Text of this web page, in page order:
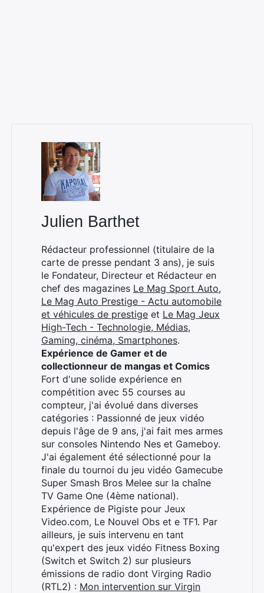
Julien Barthet
Rédacteur professionnel (titulaire de la
carte de presse pendant 3 ans), je suis
le Fondateur, Directeur et Rédacteur en
chef des magazines Le Mag Sport Auto,
Le Mag Auto Prestige - Actu automobile
et véhicules de prestige et Le Mag Jeux
High-Tech - Technologie, Médias,
Gaming, cinéma, Smartphones.
Expérience de Gamer et de
collectionneur de mangas et Comics
Fort d'une solide expérience en
compétition avec 55 courses au
compteur, j'ai évolué dans diverses
catégories : Passionné de jeux vidéo
depuis l'âge de 9 ans, j'ai fait mes armes
sur consoles Nintendo Nes et Gameboy.
J'ai également été sélectionné pour la
finale du tournoi du jeu vidéo Gamecube
Super Smash Bros Melee sur la chaîne
TV Game One (4ème national).
Expérience de Pigiste pour Jeux
Video.com, Le Nouvel Obs et e TF1. Par
ailleurs, je suis intervenu en tant
qu'expert des jeux vidéo Fitness Boxing
(Switch et Switch 2) sur plusieurs
émissions de radio dont Virging Radio
(RTL2) : Mon intervention sur Virgin
Rechercher